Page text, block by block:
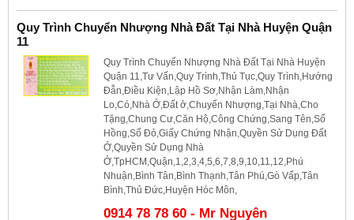
Quy Trình Chuyển Nhượng Nhà Đất Tại Nhà Huyện Quận
11
Quy Trình Chuyển Nhượng Nhà Đất Tại Nhà Huyện
Quận 11,Tư Vấn,Quy Trình,Thủ Tục,Quy Trình,Hướng
Đẫn,Điều Kiện,Lập Hồ Sơ,Nhận Làm,Nhận
Lo,Có,Nhà Ở,Đất ở,Chuyển Nhượng,Tại Nhà,Cho
Tặng,Chung Cư,Căn Hộ,Công Chứng,Sang Tên,Sổ
Hồng,Sổ Đỏ,Giấy Chứng Nhận,Quyền Sử Dụng Đất
Ở,Quyền Sử Dụng Nhà
Ở,TpHCM,Quận,1,2,3,4,5,6,7,8,9,10,11,12,Phú
Nhuận,Bình Tân,Bình Thạnh,Tân Phú,Gò Vấp,Tân
Bình,Thủ Đức,Huyện Hóc Môn,
0914 78 78 60 - Mr Nguyên